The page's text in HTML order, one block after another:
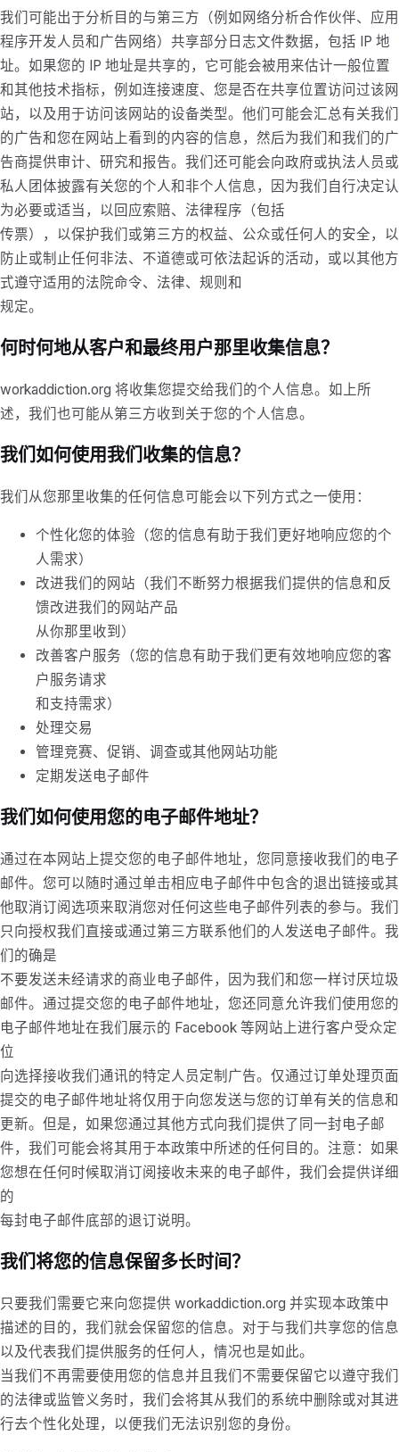
我们可能出于分析目的与第三方（例如网络分析合作伙伴、应用
程序开发人员和广告网络）共享部分日志文件数据，包括 IP 地
址。如果您的 IP 地址是共享的，它可能会被用来估计一般位置
和其他技术指标，例如连接速度、您是否在共享位置访问过该网
站，以及用于访问该网站的设备类型。他们可能会汇总有关我们
的广告和您在网站上看到的内容的信息，然后为我们和我们的广
告商提供审计、研究和报告。我们还可能会向政府或执法人员或
私人团体披露有关您的个人和非个人信息，因为我们自行决定认
为必要或适当，以回应索赔、法律程序（包括
传票），以保护我们或第三方的权益、公众或任何人的安全，以
防止或制止任何非法、不道德或可依法起诉的活动，或以其他方
式遵守适用的法院命令、法律、规则和
规定。
何时何地从客户和最终用户那里收集信息？
workaddiction.org 将收集您提交给我们的个人信息。如上所
述，我们也可能从第三方收到关于您的个人信息。
我们如何使用我们收集的信息？
我们从您那里收集的任何信息可能会以下列方式之一使用：
个性化您的体验（您的信息有助于我们更好地响应您的个
人需求）
改进我们的网站（我们不断努力根据我们提供的信息和反
馈改进我们的网站产品
从你那里收到）
改善客户服务（您的信息有助于我们更有效地响应您的客
户服务请求
和支持需求）
处理交易
管理竞赛、促销、调查或其他网站功能
定期发送电子邮件
我们如何使用您的电子邮件地址？
通过在本网站上提交您的电子邮件地址，您同意接收我们的电子
邮件。您可以随时通过单击相应电子邮件中包含的退出链接或其
他取消订阅选项来取消您对任何这些电子邮件列表的参与。我们
只向授权我们直接或通过第三方联系他们的人发送电子邮件。我
们的确是
不要发送未经请求的商业电子邮件，因为我们和您一样讨厌垃圾
邮件。通过提交您的电子邮件地址，您还同意允许我们使用您的
电子邮件地址在我们展示的 Facebook 等网站上进行客户受众定
位
向选择接收我们通讯的特定人员定制广告。仅通过订单处理页面
提交的电子邮件地址将仅用于向您发送与您的订单有关的信息和
更新。但是，如果您通过其他方式向我们提供了同一封电子邮
件，我们可能会将其用于本政策中所述的任何目的。注意：如果
您想在任何时候取消订阅接收未来的电子邮件，我们会提供详细
的
每封电子邮件底部的退订说明。
我们将您的信息保留多长时间？
只要我们需要它来向您提供 workaddiction.org 并实现本政策中
描述的目的，我们就会保留您的信息。对于与我们共享您的信息
以及代表我们提供服务的任何人，情况也是如此。
当我们不再需要使用您的信息并且我们不需要保留它以遵守我们
的法律或监管义务时，我们会将其从我们的系统中删除或对其进
行去个性化处理，以便我们无法识别您的身份。